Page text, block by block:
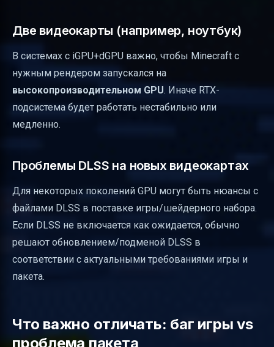
Две видеокарты (например, ноутбук)
В системах с iGPU+dGPU важно, чтобы Minecraft с
нужным рендером запускался на
высокопроизводительном GPU. Иначе RTX-
подсистема будет работать нестабильно или
медленно.
Проблемы DLSS на новых видеокартах
Для некоторых поколений GPU могут быть нюансы с
файлами DLSS в поставке игры/шейдерного набора.
Если DLSS не включается как ожидается, обычно
решают обновлением/подменой DLSS в
соответствии с актуальными требованиями игры и
пакета.
Что важно отличать: баг игры vs
проблема пакета